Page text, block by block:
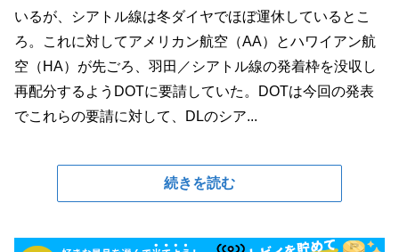
いるが、シアトル線は冬ダイヤでほぼ運休しているとこ
ろ。これに対してアメリカン航空（AA）とハワイアン航
空（HA）が先ごろ、羽田／シアトル線の発着枠を没収し
再配分するようDOTに要請していた。DOTは今回の発表
でこれらの要請に対して、DLのシア...
続きを読む